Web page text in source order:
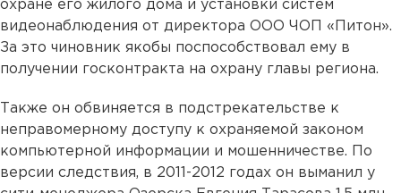
охране его жилого дома и установки систем
видеонаблюдения от директора ООО ЧОП «Питон».
За это чиновник якобы поспособствовал ему в
получении госконтракта на охрану главы региона.
Также он обвиняется в подстрекательстве к
неправомерному доступу к охраняемой законом
компьютерной информации и мошенничестве. По
версии следствия, в 2011-2012 годах он выманил у